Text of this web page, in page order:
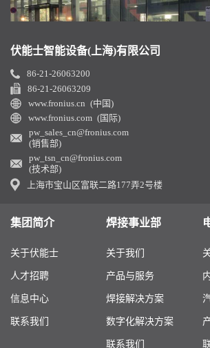
伏能士智能设备(上海)有限公司
86-21-26063200
86-21-26063209
www.fronius.cn (中国)
www.fronius.com (国际)
pw_sales_cn@fronius.com
(销售部)
pw_tsn_cn@fronius.com
(技术部)
上海市宝山区富联二路177弄2号楼
集团简介
关于伏能士
人才招聘
信息中心
联系我们
焊接事业部
关于我们
产品与服务
焊接解决方案
数字化解决方案
联系我们